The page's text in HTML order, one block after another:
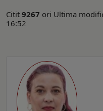
Citit 9267 ori Ultima
16:52